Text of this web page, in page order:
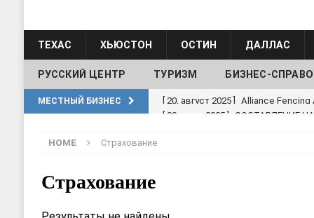
ТЕХАС ХЬЮСТОН ОСТИН ДАЛЛАС
РУССКИЙ ЦЕНТР ТУРИЗМ БИЗНЕС-
МЕСТНЫЙ БИЗНЕС [ 30, июнь 2025 ] СОСТАВЛЕНИЕ
Школа русского
HOME Страхование
Страхование